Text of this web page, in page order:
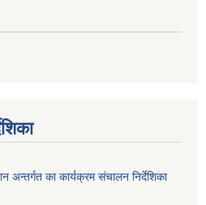
अन्तर्गत का कार्यक्रम संचालन निर्देशिका